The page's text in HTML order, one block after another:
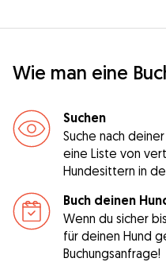
Wie man eine
Suchen
Suche nach
eine Liste von
Hundesittern in
Buch deinen
Wenn du sicher
für deinen Hund
Buchungsanfrage!